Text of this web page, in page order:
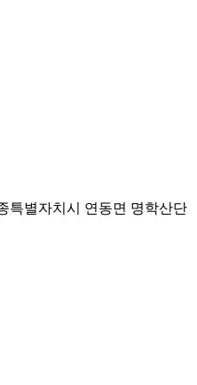
특별자치시 연동면 명학산단